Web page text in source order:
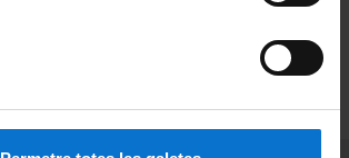
Terms and privacy